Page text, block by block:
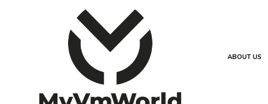
MyVMworld
ABOUT US